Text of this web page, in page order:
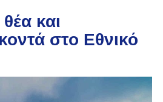
και
στο Εθνικό